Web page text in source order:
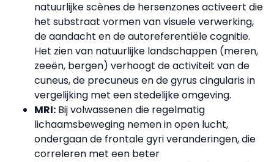
natuurlijke scènes de hersenzones activeert die
het substraat vormen van visuele verwerking,
de aandacht en de autoreferentiële cognitie.
Het zien van natuurlijke landschappen (meren,
zeeën, bergen) verhoogt de activiteit van de
cuneus, de precuneus en de gyrus cingularis in
vergelijking met een stedelijke omgeving.
MRI: Bij volwassenen die regelmatig
lichaamsbeweging nemen in open lucht,
ondergaan de frontale gyri veranderingen, die
correleren met een beter